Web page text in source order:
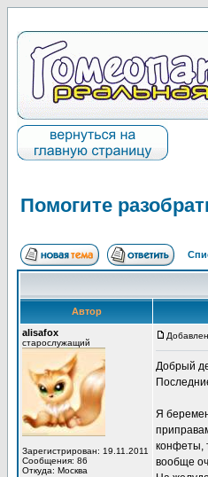
Помогите
Автор
alisafox
старослужащий
Зарегистрирован: 19.11.2011
Сообщения: 86
Откуда: Москва
Добрый
Я
конфеты,
вообще